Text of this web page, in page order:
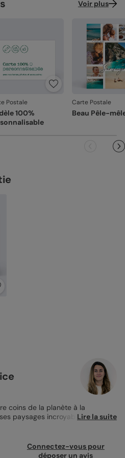
Voir plus
Postale
100%
Carte Postale
Beau Pêle-
coins de la planète à la
paysages incroyables. Donnez
comme vous qui aimez
à la découverte de
Lire la suite
Connectez-vous pour
déposer un avis